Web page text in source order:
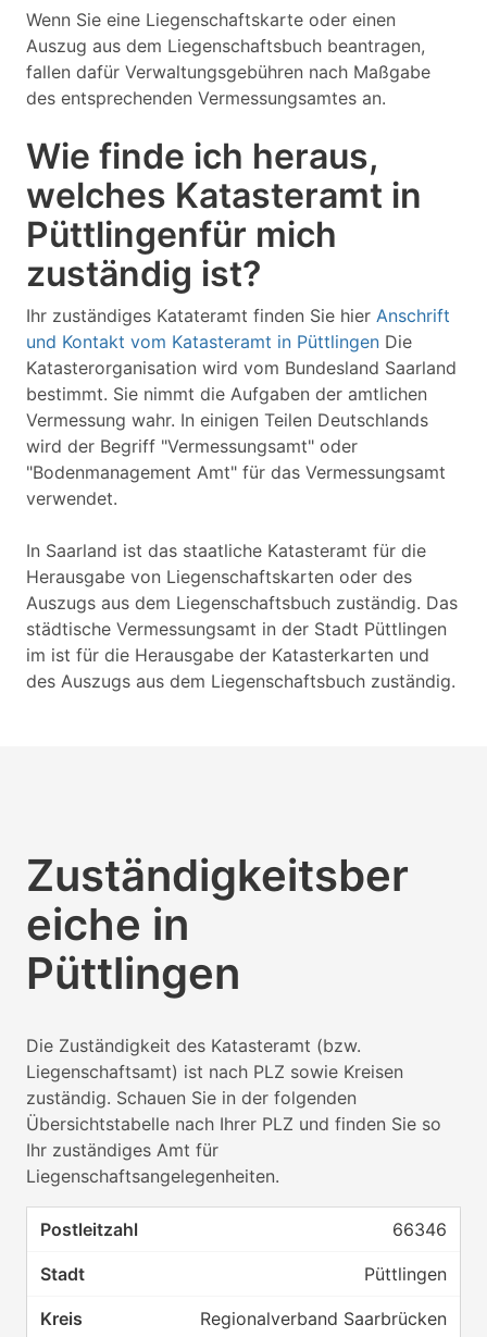
Wenn Sie eine Liegenschaftskarte oder einen
Auszug aus dem Liegenschaftsbuch beantragen,
fallen dafür Verwaltungsgebühren nach Maßgabe
des entsprechenden Vermessungsamtes an.
Wie finde ich heraus,
welches Katasteramt in
Püttlingenfür mich
zuständig ist?
Ihr zuständiges Katateramt finden Sie hier Anschrift
und Kontakt vom Katasteramt in Püttlingen Die
Katasterorganisation wird vom Bundesland Saarland
bestimmt. Sie nimmt die Aufgaben der amtlichen
Vermessung wahr. In einigen Teilen Deutschlands
wird der Begriff "Vermessungsamt" oder
"Bodenmanagement Amt" für das Vermessungsamt
verwendet.
In Saarland ist das staatliche Katasteramt für die
Herausgabe von Liegenschaftskarten oder des
Auszugs aus dem Liegenschaftsbuch zuständig. Das
städtische Vermessungsamt in der Stadt Püttlingen
im ist für die Herausgabe der Katasterkarten und
des Auszugs aus dem Liegenschaftsbuch zuständig.
Zuständigkeitsber
eiche in
Püttlingen
Die Zuständigkeit des Katasteramt (bzw.
Liegenschaftsamt) ist nach PLZ sowie Kreisen
zuständig. Schauen Sie in der folgenden
Übersichtstabelle nach Ihrer PLZ und finden Sie so
Ihr zuständiges Amt für
Liegenschaftsangelegenheiten.
66346
Püttlingen
Regionalverband Saarbrücken